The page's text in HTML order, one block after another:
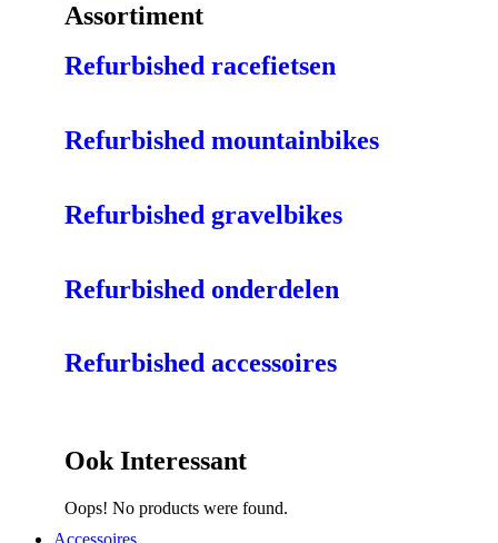
Assortiment
Refurbished racefietsen
Refurbished mountainbikes
Refurbished gravelbikes
Refurbished onderdelen
Refurbished accessoires
Ook Interessant
Oops! No products were found.